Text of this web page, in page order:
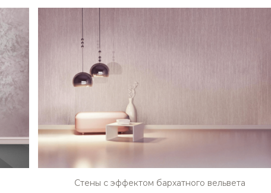
Стены с эффектом бархатного вельвета